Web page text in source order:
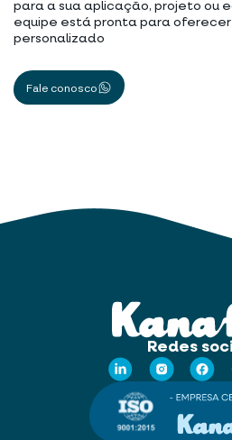
para a sua aplicação, projeto ou
equipe está pronta para
personalizado
Fale conosco
Redes